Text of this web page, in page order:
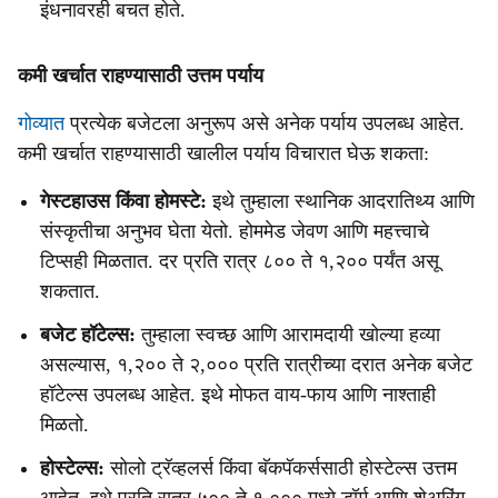
इंधनावरही बचत होते.
कमी खर्चात राहण्यासाठी उत्तम पर्याय
गोव्यातप्रत्येक बजेटला अनुरूप असे अनेक पर्याय उपलब्ध आहेत.
कमी खर्चात राहण्यासाठी खालील पर्याय विचारात घेऊ शकता:
गेस्टहाउस किंवा होमस्टे: इथे तुम्हाला स्थानिक आदरातिथ्य आणि
संस्कृतीचा अनुभव घेता येतो. होममेड जेवण आणि महत्त्वाचे
टिप्सही मिळतात. दर प्रति रात्र ८०० ते १,२०० पर्यंत असू
शकतात.
बजेट हॉटेल्स: तुम्हाला स्वच्छ आणि आरामदायी खोल्या हव्या
असल्यास, १,२०० ते २,००० प्रति रात्रीच्या दरात अनेक बजेट
हॉटेल्स उपलब्ध आहेत. इथे मोफत वाय-फाय आणि नाश्ताही
मिळतो.
होस्टेल्स: सोलो ट्रॅव्हलर्स किंवा बॅकपॅकर्ससाठी होस्टेल्स उत्तम